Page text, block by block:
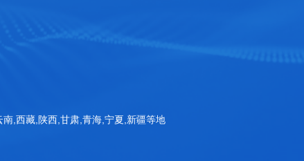
,西藏,陕西,甘肃,青海,宁夏,新疆等地